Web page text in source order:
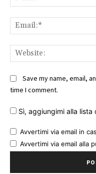
Save my name, email,
time I comment.
Sì, aggiungimi alla lista
Avvertimi via email in
Avvertimi via email alla